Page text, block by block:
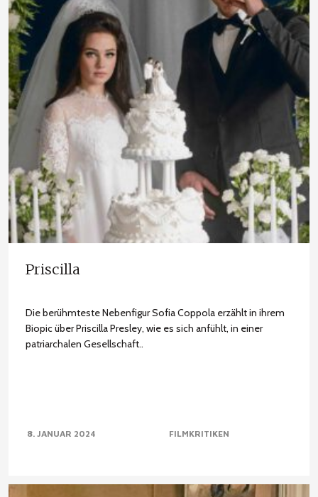
Priscilla
Die berühmteste Nebenfigur Sofia Coppola erzählt in ihrem
Biopic über Priscilla Presley, wie es sich anfühlt, in einer
patriarchalen Gesellschaft..
8. JANUAR 2024 FILMKRITIKEN